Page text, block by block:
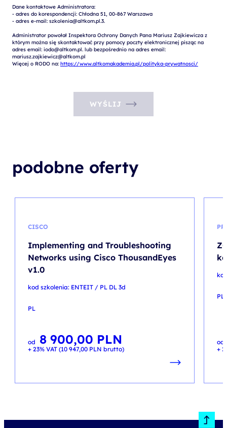
Dane kontaktowe Administratora:
- adres do korespondencji: Chłodna 51, 00-867 Warszawa
- adres e-mail: szkolenia@altkom.pl.3.
Administrator powołał Inspektora Ochrony Danych Pana Mariusz Zajkiewicza z
którym można się skontaktować przy pomocy poczty elektronicznej pisząc na
adres email: iodo@altkom.pl. lub bezpośrednio na adres email:
mariusz.zajkiewicz@altkom.pl
Więcej o RODO na: https://www.altkomakademia.pl/polityka-prywatnosci/
WYŚLIJ
podobne oferty
CISCO
Implementing and Troubleshooting
Networks using Cisco ThousandEyes
v1.0
kod szkolenia: ENTEIT / PL DL 3d
PL
od 8 900,00 PLN
+ 23% VAT (10 947,00 PLN brutto)
PL
od
+